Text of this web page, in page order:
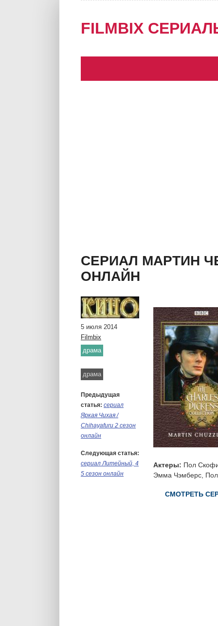
FILMBIX
сериал Холостяк (рус.) 1 сезон онлайн
сериал Куклы онлайн
СЕРИАЛ МАРТИН
ОНЛАЙН
5 июля 2014
Filmbix
драма
драма
Предыдущая
статья: сериал
Яркая Чихая /
Chihayafuru 2 сезон
онлайн
Следующая статья:
сериал Литейный, 4
5 сезон онлайн
Актеры: Пол
Эмма Чэмберс,
СМОТРЕТЬ